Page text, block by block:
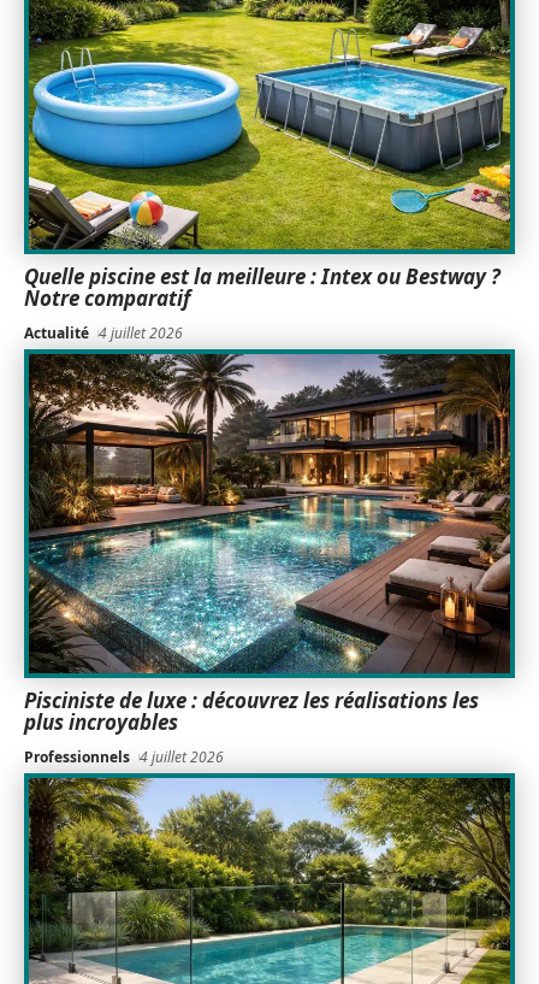
Quelle piscine est la meilleure : Intex ou Bestway ?
Notre comparatif
Actualité 4 juillet 2026
Pisciniste de luxe : découvrez les réalisations les
plus incroyables
Professionnels 4 juillet 2026